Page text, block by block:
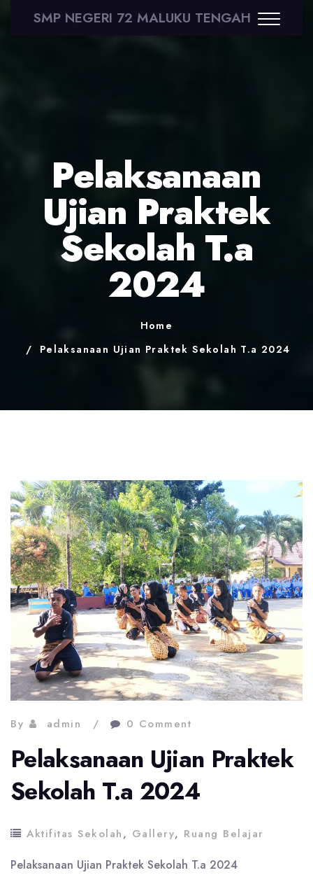
SMP NEGERI 72 MALUKU TENGAH
Pelaksanaan
Ujian Praktek
Sekolah T.a
2024
Home
Pelaksanaan Ujian Praktek Sekolah T.a 2024
By admin 0 Comment
Pelaksanaan Ujian Praktek
Sekolah T.a 2024
Aktifitas Sekolah, Gallery, Ruang Belajar
Pelaksanaan Ujian Praktek Sekolah T.a 2024